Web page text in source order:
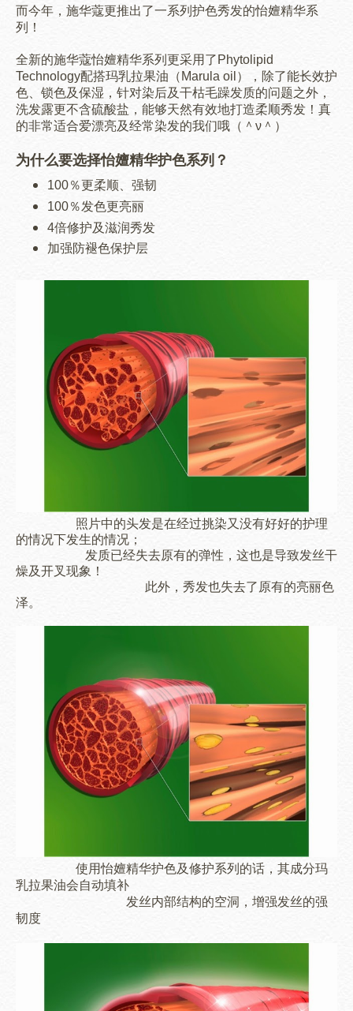
而今年，施华蔻更推出了一系列护色秀发的怡嬗精华系
列！
全新的施华蔻怡嬗精华系列更采用了Phytolipid
Technology配搭玛乳拉果油（Marula oil），除了能长效护
色、锁色及保湿，针对染后及干枯毛躁发质的问题之外 ，
洗发露更不含硫酸盐，能够天然有效地打造柔顺秀发！真
的非常适合爱漂亮及经常染发的我们哦（＾ν＾）
为什么要选择怡嬗精华护色系列？
100％更柔顺、强韧
100％发色更亮丽
4倍修护及滋润秀发
加强防褪色保护层
照片中的头发是在经过挑染又没有好好的护理
的情况下发生的情况；
发质已经失去原有的弹性，这也是导致发丝干
燥及开叉现象！
此外，秀发也失去了原有的亮丽色
泽。
使用怡嬗精华护色及修护系列的话，其成分玛
乳拉果油会自动填补
发丝内部结构的空洞，增强发丝的强
韧度